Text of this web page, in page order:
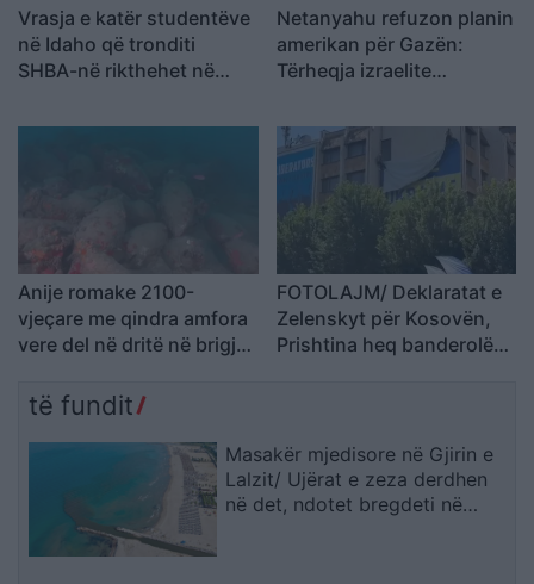
Vrasja e katër studentëve
në Idaho që tronditi
SHBA-në rikthehet në
Netanyahu refuzon planin
amerikan për Gazën:
Tërheqja izraelite
çarmatimin e Hamasit
Anije romake 2100-
vjeçare me qindra amfora
vere del në dritë në brigjet
FOTOLAJM/ Deklaratat e
Zelenskyt për Kosovën,
Prishtina heq banderolën
të fundit
Masakër mjedisore në Gjirin e
Lalzit/ Ujërat e zeza derdhen
në det, ndotet bregdeti në